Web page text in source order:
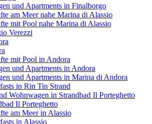
und Apartments in Finalborgo
am Meer nahe Marina di Alassio
mit Pool nahe Marina di Alassio
Verezzi
mit Pool in Andora
und Apartments in Andora
und Apartments in Marina di Andora
in Rin Tin Strand
Wohnwagen in Strandbad Il Porteghetto
Il Porteghetto
am Meer in Alassio
in Alassio